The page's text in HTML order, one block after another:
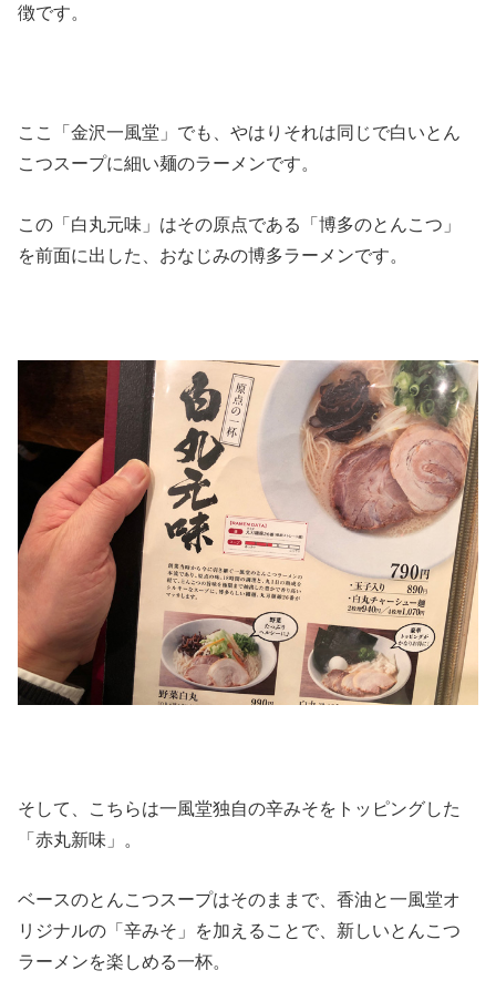
徴です。
ここ「金沢一風堂」でも、やはりそれは同じで白いとん
こつスープに細い麺のラーメンです。
この「白丸元味」はその原点である「博多のとんこつ」
を前面に出した、おなじみの博多ラーメンです。
そして、こちらは一風堂独自の辛みそをトッピングした
「赤丸新味」。
ベースのとんこつスープはそのままで、香油と一風堂オ
リジナルの「辛みそ」を加えることで、新しいとんこつ
ラーメンを楽しめる一杯。